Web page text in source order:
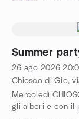
Summer
26 ago 2026
Chiosco di Gio,
Mercoledì
gli alberi e con il